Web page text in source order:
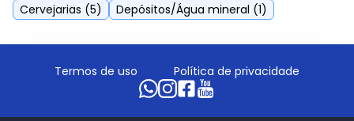
Cervejarias (5) Depósitos/Água mineral (1)
Termos de uso Política de privacidade